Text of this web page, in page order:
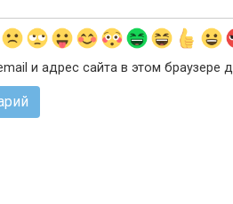
и адрес сайта в этом